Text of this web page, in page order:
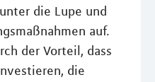
die Lupe und
auf.
der Vorteil, dass
die